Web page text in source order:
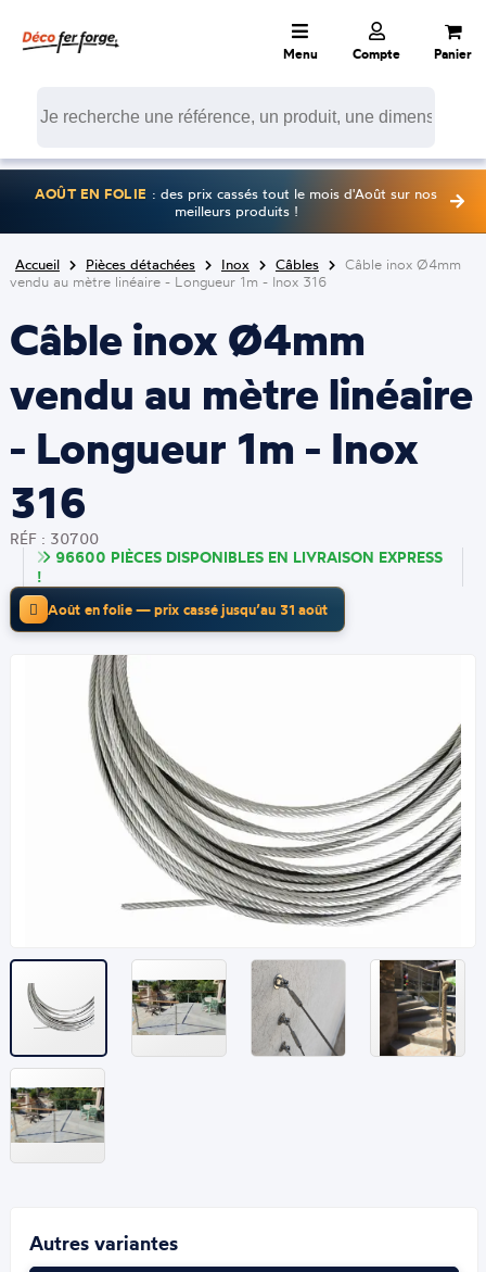
Menu Compte Panier
AOÛT EN FOLIE : des prix cassés tout le mois d'Août sur nos
meilleurs produits !
Accueil Pièces détachées Inox Câbles
Câble inox Ø4mm
vendu au mètre linéaire - Longueur 1m - Inox 316
Câble inox Ø4mm
vendu au mètre linéaire
- Longueur 1m - Inox
316
RÉF : 30700
96600 PIÈCES DISPONIBLES EN LIVRAISON EXPRESS
!
Août en folie — prix cassé jusqu’au 31 août
Autres variantes